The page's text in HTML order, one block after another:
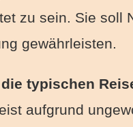
zu sein. Sie soll
gewährleisten.
typischen
aufgrund